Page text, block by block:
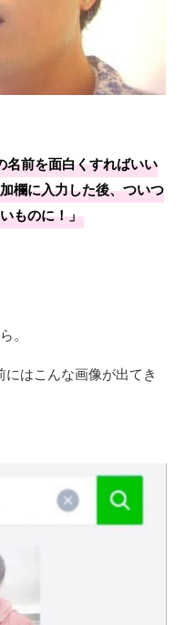
名前を面白くすればいい
欄に入力した後、ついつ
ものに！」
。
はこんな画像が出てき